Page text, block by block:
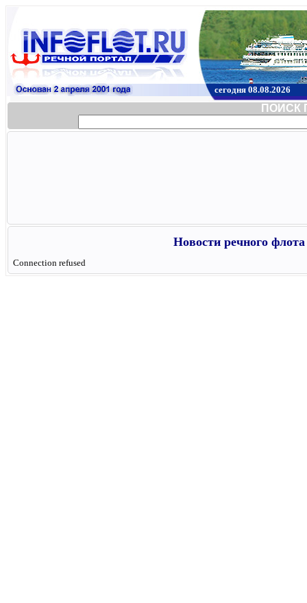
сегодня 08.08.2026
ПОИСК
Новости речного
Connection refused